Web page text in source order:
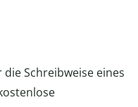
Schreibweise eines